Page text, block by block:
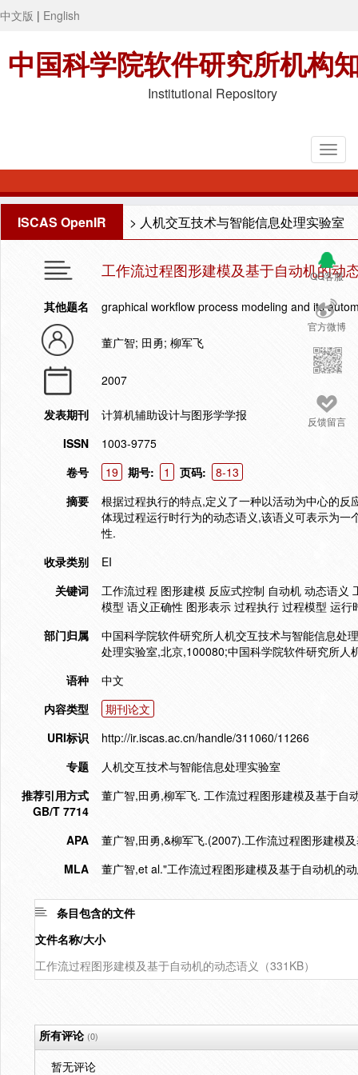
中文版 | English
中国科学院软件研究所机构
Institutional Repository
ISCAS OpenIR > 人机交互技术与智能信息处理实验室
QQ客服
官方微博
反馈留言
工作流过程图形建模及基于自动机的动
其他题名 graphical workflow process modeling and its
董广智; 田勇; 柳军飞
2007
发表期刊
计算机辅助设计与图形学学报
ISSN
1003-9775
卷号
19 期号: 1 页码:
8-13
摘要
根据过程执行的特点,定义了一种以活动为中心的
体现过程运行时行为的动态语义,该语义可表示为
性.
收录类别
EI
关键词
工作流过程 图形建模 反应式控制 自动机 动态语
模型 语义正确性 图形表示 过程执行 过程模型 运
部门归属
中国科学院软件研究所人机交互技术与智能信息处
处理实验室,北京,100080;中国科学院软件研究所
语种
中文
内容类型
期刊论文
URI标识
http://ir.iscas.ac.cn/handle/311060/11266
专题
人机交互技术与智能信息处理实验室
推荐引用方式
GB/T 7714
董广智,田勇,柳军飞. 工作流过程图形建模及基于
APA
董广智,田勇,&柳军飞.(2007).工作流过程图形建模
MLA
董广智,et al."工作流过程图形建模及基于自动机的
条目包含的文件
文件名称/大小
工作流过程图形建模及基于自动机的动态语义（331KB）
所有评论(0)
暂无评论